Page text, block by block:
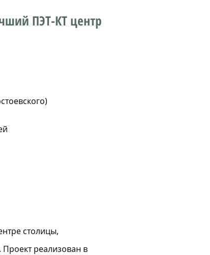
ПЭТ-КТ центр
столицы,
реализован в